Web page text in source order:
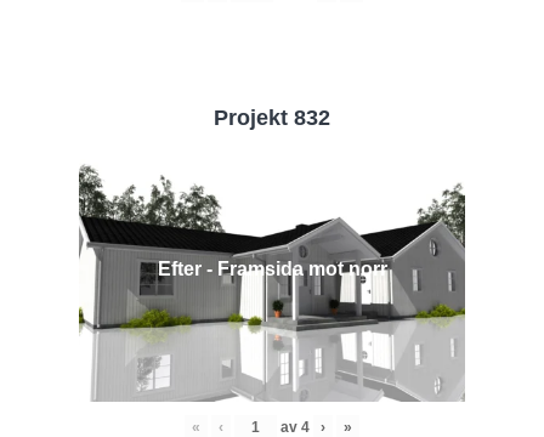
Projekt 832
Efter - Framsida mot norr
« ‹ av 4 › »